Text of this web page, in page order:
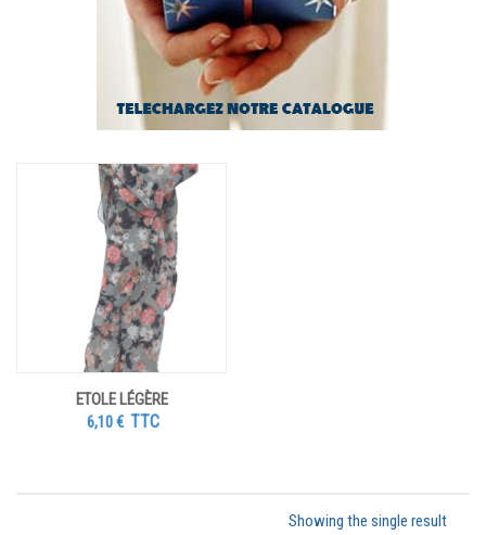
ETOLE LÉGÈRE
6,10€ TTC
Showing the single result